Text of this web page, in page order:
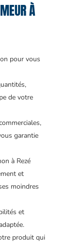
À
pour vous
de votre
garantie
à Rezé
et
moindres
et
produit qui